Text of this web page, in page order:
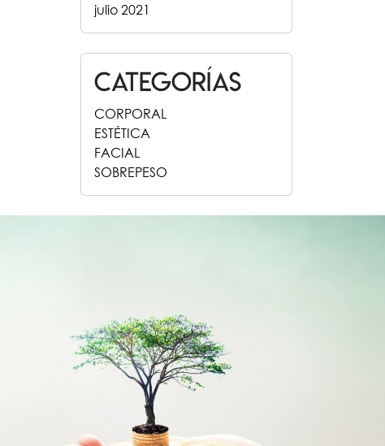
julio 2021
Categorías
CORPORAL
ESTÉTICA
FACIAL
SOBREPESO